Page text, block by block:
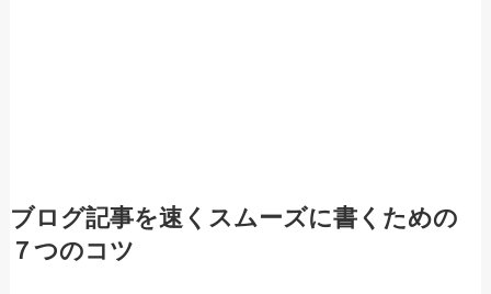
ブログ記事を速くスムーズに書くための
７つのコツ